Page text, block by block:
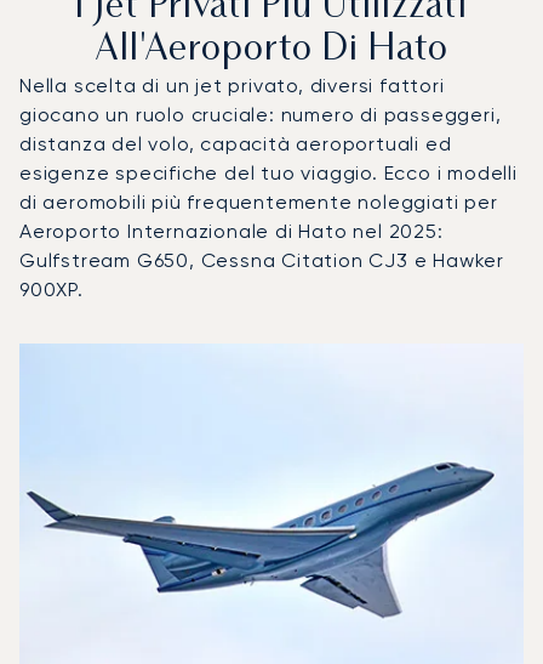
I Jet Privati Più Utilizzati
All'Aeroporto Di Hato
Nella scelta di un jet privato, diversi fattori
giocano un ruolo cruciale: numero di passeggeri,
distanza del volo, capacità aeroportuali ed
esigenze specifiche del tuo viaggio. Ecco i modelli
di aeromobili più frequentemente noleggiati per
Aeroporto Internazionale di Hato nel 2025:
Gulfstream G650, Cessna Citation CJ3 e Hawker
900XP.